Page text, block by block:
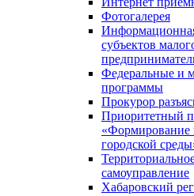
Фотогалерея
субъектов
Федеральные и
программы
Прокурор
Приоритетный
«Формирование
городской
самоуправление
Хабаровский